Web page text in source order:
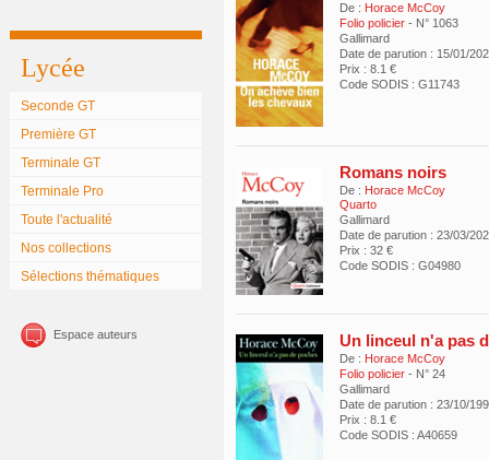
Lycée
Seconde GT
Première GT
Terminale GT
Terminale Pro
Toute l'actualité
Nos collections
Sélections thématiques
Espace auteurs
De : Horace McCoy
Folio policier - N° 1063
Gallimard
Date de parution : 15/01/
Prix : 8.1 €
Code SODIS : G11743
Romans noirs
De : Horace McCoy
Quarto
Gallimard
Date de parution : 23/03/
Prix : 32 €
Code SODIS : G04980
Un linceul n'a pas
De : Horace McCoy
Folio policier - N° 24
Gallimard
Date de parution : 23/10/
Prix : 8.1 €
Code SODIS : A40659